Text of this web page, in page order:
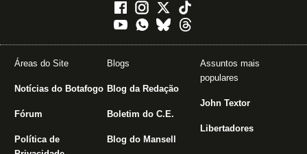
Áreas do Site
Notícias do Botafogo
Fórum
Política de
Blogs
Blog da Redação
Boletim do C.E.
Blog do Mansell
Assuntos mais
populares
John Textor
Libertadores